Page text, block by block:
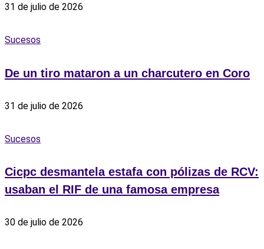
31 de julio de 2026
Sucesos
De un tiro mataron a un charcutero en Coro
31 de julio de 2026
Sucesos
Cicpc desmantela estafa con pólizas de RCV:
usaban el RIF de una famosa empresa
30 de julio de 2026